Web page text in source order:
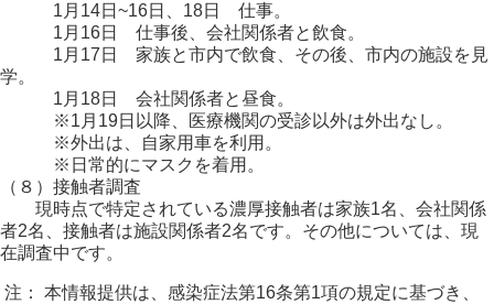
1月14日~16日、18日 仕事。
1月16日 仕事後、会社関係者と飲食。
1月17日 家族と市内で飲食、その後、市内の施設を見
学。
1月18日 会社関係者と昼食。
※1月19日以降、医療機関の受診以外は外出なし。
※外出は、自家用車を利用。
※日常的にマスクを着用。
（８）接触者調査
現時点で特定されている濃厚接触者は家族1名、会社関係
者2名、接触者は施設関係者2名です。その他については、現
在調査中です。
注： 本情報提供は、感染症法第16条第1項の規定に基づき、